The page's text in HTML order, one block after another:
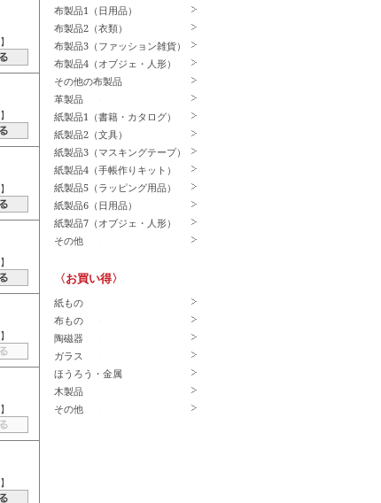
】
】
】
】
】
】
】
布製品1（日用品）
布製品2（衣類）
布製品3（ファッション雑貨）
布製品4（オブジェ・人形）
その他の布製品
革製品
紙製品1（書籍・カタログ）
紙製品2（文具）
紙製品3（マスキングテープ）
紙製品4（手帳作りキット）
紙製品5（ラッピング用品）
紙製品6（日用品）
紙製品7（オブジェ・人形）
その他
〈お買い得〉
紙もの
布もの
陶磁器
ガラス
ほうろう・金属
木製品
その他